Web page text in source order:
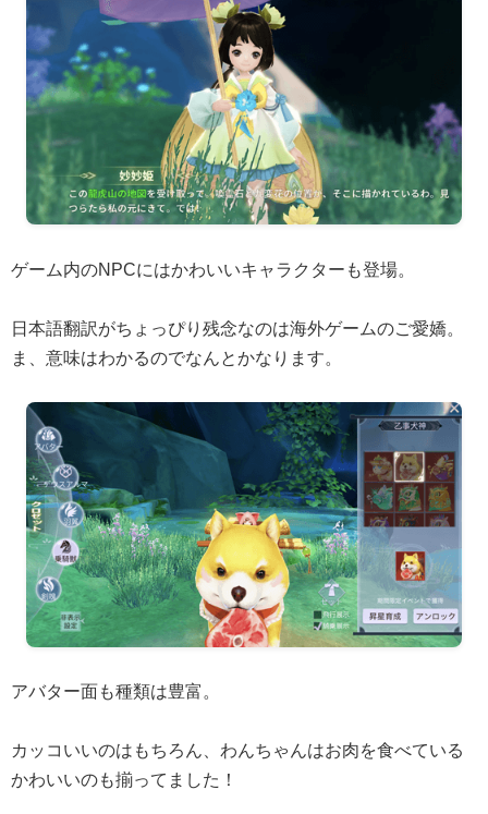
ゲーム内のNPCにはかわいいキャラクターも登場。
日本語翻訳がちょっぴり残念なのは海外ゲームのご愛嬌。
ま、意味はわかるのでなんとかなります。
アバター面も種類は豊富。
カッコいいのはもちろん、わんちゃんはお肉を食べている
かわいいのも揃ってました！